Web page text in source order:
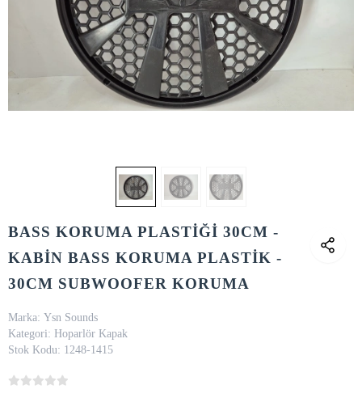
BASS KORUMA PLASTİĞİ 30CM -
KABİN BASS KORUMA PLASTİK -
30CM SUBWOOFER KORUMA
Marka: Ysn Sounds
Kategori: Hoparlör Kapak
Stok Kodu: 1248-1415